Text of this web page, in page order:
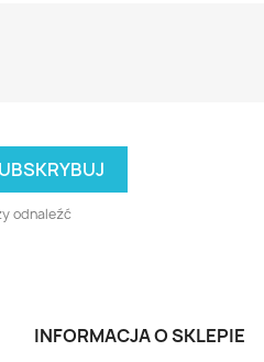
odnaleźć
INFORMACJA O SKLEPIE